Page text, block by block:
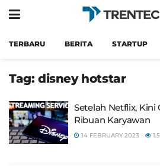
TERBARU BERITA STARTUP
Tag: disney hotstar
Setelah Netflix, Kini
Ribuan Karyawan
14 FEBRUARY 2023